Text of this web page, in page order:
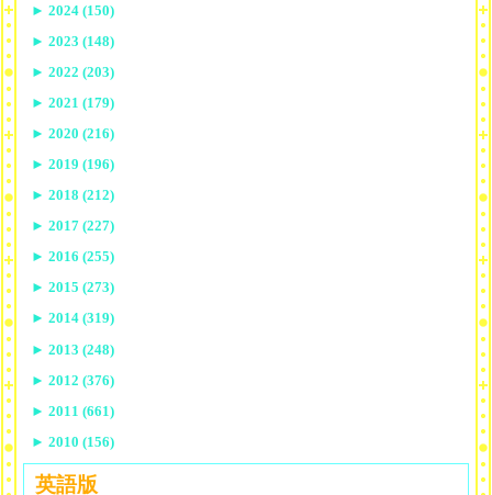
► 2024 (150)
► 2023 (148)
► 2022 (203)
► 2021 (179)
► 2020 (216)
► 2019 (196)
► 2018 (212)
► 2017 (227)
► 2016 (255)
► 2015 (273)
► 2014 (319)
► 2013 (248)
► 2012 (376)
► 2011 (661)
► 2010 (156)
英語版